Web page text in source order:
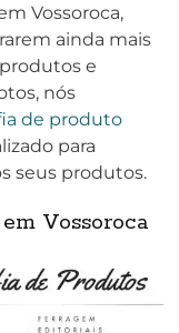
Vossoroca,
ainda mais
e
nós
de produto
para
seus produtos.
Vossoroca